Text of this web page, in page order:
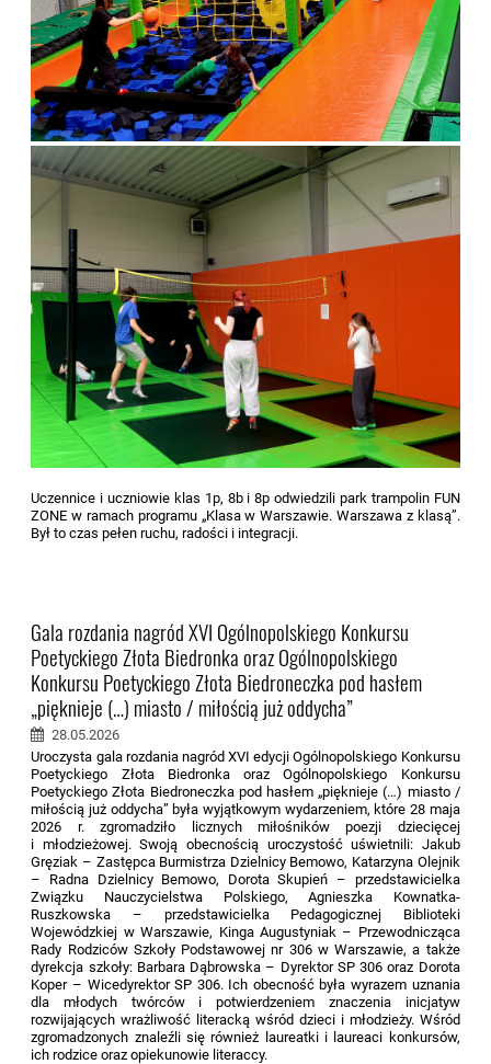
Uczennice i uczniowie klas 1p, 8b i 8p odwiedzili park trampolin FUN
ZONE w ramach programu „Klasa w Warszawie. Warszawa z klasą”.
Był to czas pełen ruchu, radości i integracji.
Gala rozdania nagród XVI Ogólnopolskiego Konkursu
Poetyckiego Złota Biedronka oraz Ogólnopolskiego
Konkursu Poetyckiego Złota Biedroneczka pod hasłem
„pięknieje (…) miasto / miłością już oddycha”
28.05.2026
Uroczysta gala rozdania nagród XVI edycji Ogólnopolskiego Konkursu
Poetyckiego Złota Biedronka oraz Ogólnopolskiego Konkursu
Poetyckiego Złota Biedroneczka pod hasłem „pięknieje (…) miasto /
miłością już oddycha” była wyjątkowym wydarzeniem, które 28 maja
2026 r. zgromadziło licznych miłośników poezji dziecięcej
i młodzieżowej. Swoją obecnością uroczystość uświetnili: Jakub
Gręziak – Zastępca Burmistrza Dzielnicy Bemowo, Katarzyna Olejnik
– Radna Dzielnicy Bemowo, Dorota Skupień – przedstawicielka
Związku Nauczycielstwa Polskiego, Agnieszka Kownatka-
Ruszkowska – przedstawicielka Pedagogicznej Biblioteki
Wojewódzkiej w Warszawie, Kinga Augustyniak – Przewodnicząca
Rady Rodziców Szkoły Podstawowej nr 306 w Warszawie, a także
dyrekcja szkoły: Barbara Dąbrowska – Dyrektor SP 306 oraz Dorota
Koper – Wicedyrektor SP 306. Ich obecność była wyrazem uznania
dla młodych twórców i potwierdzeniem znaczenia inicjatyw
rozwijających wrażliwość literacką wśród dzieci i młodzieży. Wśród
zgromadzonych znaleźli się również laureatki i laureaci konkursów,
ich rodzice oraz opiekunowie literaccy.